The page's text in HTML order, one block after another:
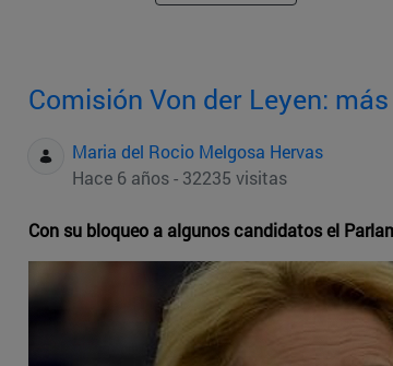
Comisión Von der Leyen:
Maria del Rocio Melgosa Hervas
Hace 6 años - 32235 visitas
Con su bloqueo a algunos candidatos el